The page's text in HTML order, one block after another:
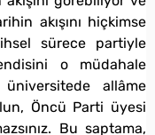
akışını hiçkimse
sürece partiyle
o müdahale
allâme
Öncü Parti üyesi
Bu saptama,